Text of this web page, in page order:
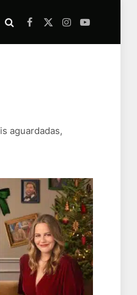
Facebook
X
Instagram
YouTube
aguardadas,